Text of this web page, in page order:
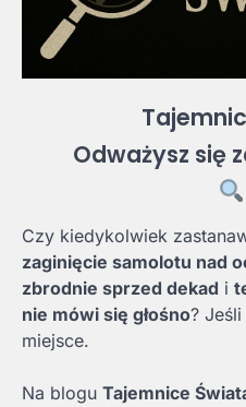
Odważysz się
Czy kiedykolwiek
zaginięcie samolotu nad
zbrodnie sprzed dekad i
nie mówi się głośno?
miejsce.
Na blogu Tajemnice